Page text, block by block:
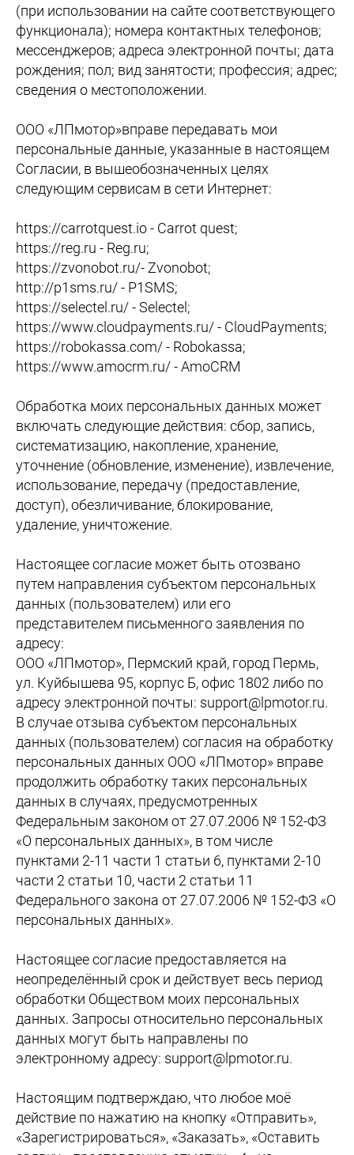
(при использовании на сайте соответствующего
функционала); номера контактных телефонов;
мессенджеров; адреса электронной почты; дата
рождения; пол; вид занятости; профессия; адрес;
сведения о местоположении.
ООО «ЛПмотор»вправе передавать мои
персональные данные, указанные в настоящем
Согласии, в вышеобозначенных целях
следующим сервисам в сети Интернет:
https://carrotquest.io - Carrot quest;
https://reg.ru - Reg.ru;
https://zvonobot.ru/- Zvonobot;
http://p1sms.ru/ - P1SMS;
https://selectel.ru/ - Selectel;
https://www.cloudpayments.ru/ - CloudPayments;
https://robokassa.com/ - Robokassa;
https://www.amocrm.ru/ - AmoCRM
Обработка моих персональных данных может
включать следующие действия: сбор, запись,
систематизацию, накопление, хранение,
уточнение (обновление, изменение), извлечение,
использование, передачу (предоставление,
доступ), обезличивание, блокирование,
удаление, уничтожение.
Настоящее согласие может быть отозвано
путем направления субъектом персональных
данных (пользователем) или его
представителем письменного заявления по
адресу:
ООО «ЛПмотор», Пермский край, город Пермь,
ул. Куйбышева 95, корпус Б, офис 1802 либо по
адресу электронной почты: support@lpmotor.ru.
В случае отзыва субъектом персональных
данных (пользователем) согласия на обработку
персональных данных ООО «ЛПмотор» вправе
продолжить обработку таких персональных
данных в случаях, предусмотренных
Федеральным законом от 27.07.2006 № 152-ФЗ
«О персональных данных», в том числе
пунктами 2-11 части 1 статьи 6, пунктами 2-10
части 2 статьи 10, части 2 статьи 11
Федерального закона от 27.07.2006 № 152-ФЗ «О
персональных данных».
Настоящее согласие предоставляется на
неопределённый срок и действует весь период
обработки Обществом моих персональных
данных. Запросы относительно персональных
данных могут быть направлены по
электронному адресу: support@lpmotor.ru.
Настоящим подтверждаю, что любое моё
действие по нажатию на кнопку «Отправить»,
«Зарегистрироваться», «Заказать», «Оставить